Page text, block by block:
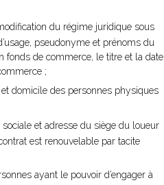
du régime juridique sous
pseudonyme et prénoms du
fonds de commerce, le titre et la date
;
domicile des personnes physiques
et adresse du siège du loueur
est renouvelable par tacite
ayant le pouvoir d’engager à